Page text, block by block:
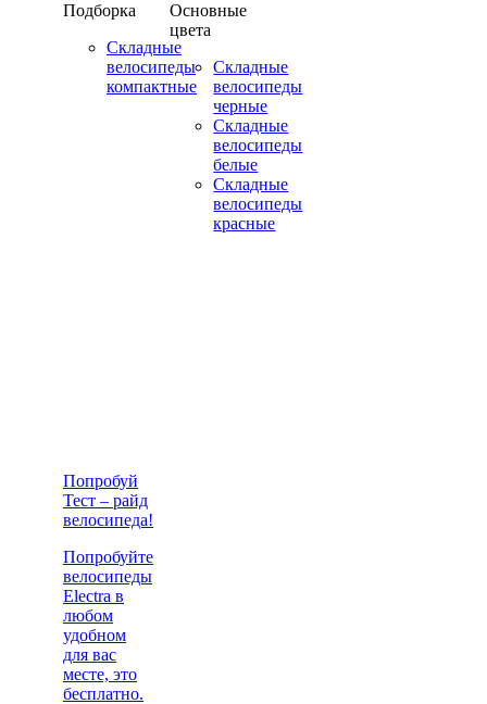
Подборка
Складные
велосипеды
компактные
Основные
цвета
Складные
велосипеды
черные
Складные
велосипеды
белые
Складные
велосипеды
красные
Попробуй
Тест – райд
велосипеда!
Попробуйте
велосипеды
Electra в
любом
удобном
для вас
месте, это
бесплатно.